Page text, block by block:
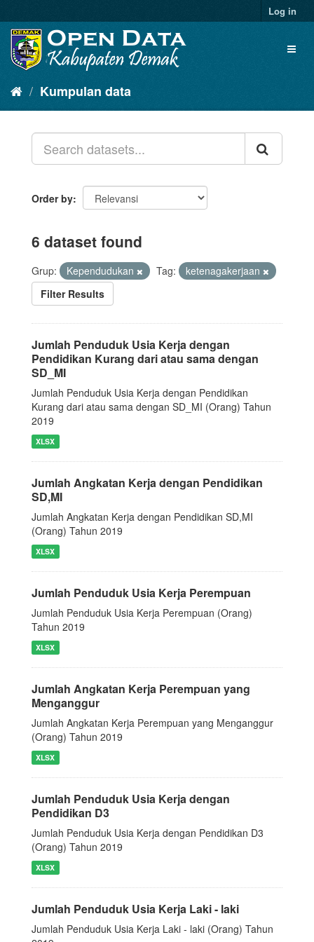
Log in
Kumpulan data
Order by
6 dataset found
Grup: Kependudukan Tag:
ketenagakerjaan
Filter Results
Jumlah Penduduk Usia Kerja dengan
Pendidikan Kurang dari atau sama dengan
SD_MI
Jumlah Penduduk Usia Kerja dengan Pendidikan
Kurang dari atau sama dengan SD_MI (Orang) Tahun
2019
XLSX
Jumlah Angkatan Kerja dengan Pendidikan
SD,MI
Jumlah Angkatan Kerja dengan Pendidikan SD,MI
(Orang) Tahun 2019
XLSX
Jumlah Penduduk Usia Kerja Perempuan
Jumlah Penduduk Usia Kerja Perempuan (Orang)
Tahun 2019
XLSX
Jumlah Angkatan Kerja Perempuan yang
Menganggur
Jumlah Angkatan Kerja Perempuan yang Menganggur
(Orang) Tahun 2019
XLSX
Jumlah Penduduk Usia Kerja dengan
Pendidikan D3
Jumlah Penduduk Usia Kerja dengan Pendidikan D3
(Orang) Tahun 2019
XLSX
Jumlah Penduduk Usia Kerja Laki - laki
Jumlah Penduduk Usia Kerja Laki - laki (Orang) Tahun